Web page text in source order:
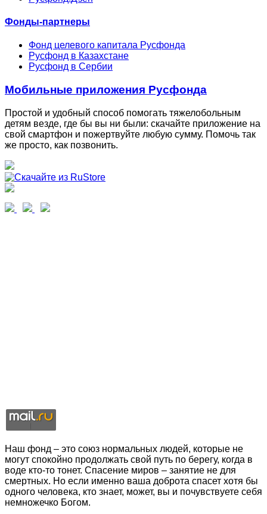
Фонды-партнеры
Фонд целевого капитала Русфонда
Русфонд в Казахстане
Русфонд в Сербии
Мобильные приложения Русфонда
Простой и удобный способ помогать тяжелобольным
детям везде, где бы вы ни были: скачайте приложение на
свой смартфон и пожертвуйте любую сумму. Помочь так
же просто, как позвонить.
Наш фонд – это союз нормальных людей, которые не
могут спокойно продолжать свой путь по берегу, когда в
воде кто-то тонет. Спасение миров – занятие не для
смертных. Но если именно ваша доброта спасет хотя бы
одного человека, кто знает, может, вы и почувствуете себя
немножечко Богом.